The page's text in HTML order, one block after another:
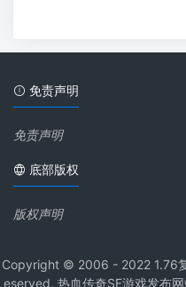
免责声明
免责声明
底部版权
版权声明
Copyright © 2006 - 2022 1.76
eserved. 热血传奇SF游戏发布